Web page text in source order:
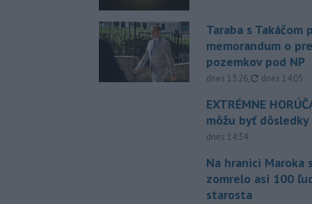
Taraba s Takáčom
memorandum o
pozemkov pod NP
dnes 13:26, aktualizované
dnes 14:05
EXTRÉMNE
môžu byť dôsledky
dnes 14:34
Na hranici Maroka
zomrelo asi 100
starosta